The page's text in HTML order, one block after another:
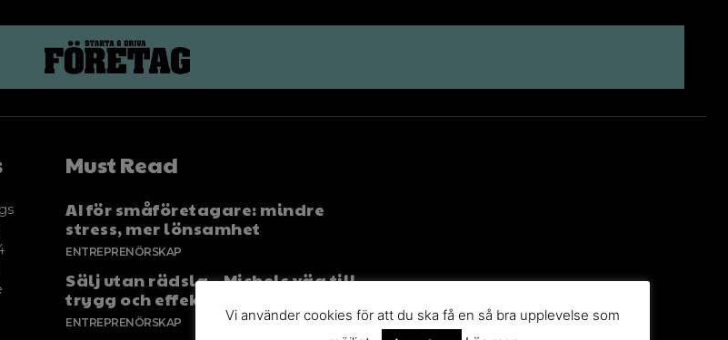
Must Read
AI för småföretagare: mindre
stress, mer lönsamhet
ENTREPRENÖRSKAP
Sälj utan rädsla – Michels väg till
trygg och effektiv försäljning
ENTREPRENÖRSKAP
Vi använder cookies för att du ska få en så bra upplevelse som